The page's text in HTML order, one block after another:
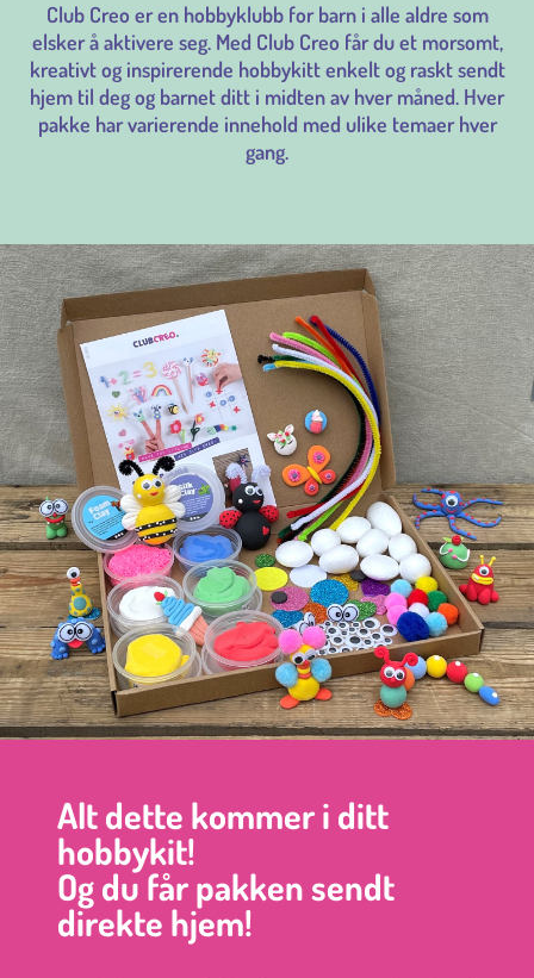
Club Creo er en hobbyklubb for barn i alle aldre som
elsker å aktivere seg. Med Club Creo får du et morsomt,
kreativt og inspirerende hobbykitt enkelt og raskt sendt
hjem til deg og barnet ditt i midten av hver måned. Hver
pakke har varierende innehold med ulike temaer hver
gang.
Alt dette kommer i ditt
hobbykit!
Og du får pakken sendt
direkte hjem!